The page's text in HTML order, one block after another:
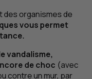
des organismes de
vous permet
vandalisme,
de choc (avec
contre un mur, par